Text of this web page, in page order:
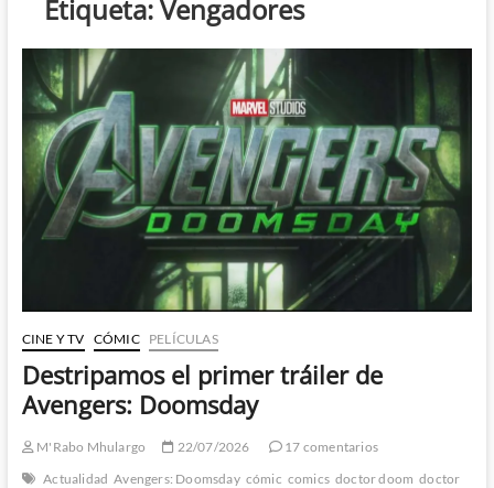
Etiqueta:Vengadores
CINE Y TV CÓMIC PELÍCULAS
Destripamos el primer tráiler de
Avengers: Doomsday
M'Rabo Mhulargo 22/07/2026
17 comentarios
Actualidad Avengers: Doomsday cómic comics doctor doom doctor